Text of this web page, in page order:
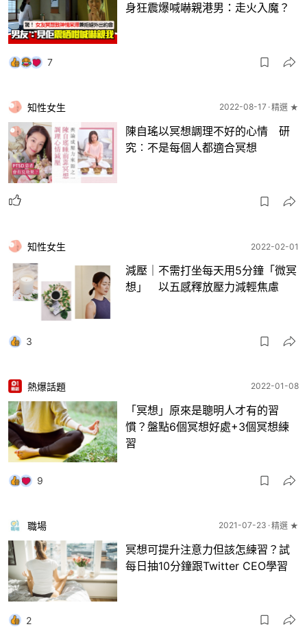
身狂震爆喊嚇親港男：走火入魔？
7
知性女生 2022-08-17 精選 ★
陳自瑤以冥想調理不好的心情 研
究︰不是每個人都適合冥想
知性女生 2022-02-01
減壓｜不需打坐每天用5分鐘「微冥
想」 以五感釋放壓力減輕焦慮
3
熱爆話題 2022-01-08
「冥想」原來是聰明人才有的習
慣？盤點6個冥想好處+3個冥想練
習
9
職場 2021-07-23 精選 ★
冥想可提升注意力但該怎練習？試
每日抽10分鐘跟Twitter CEO學習
2